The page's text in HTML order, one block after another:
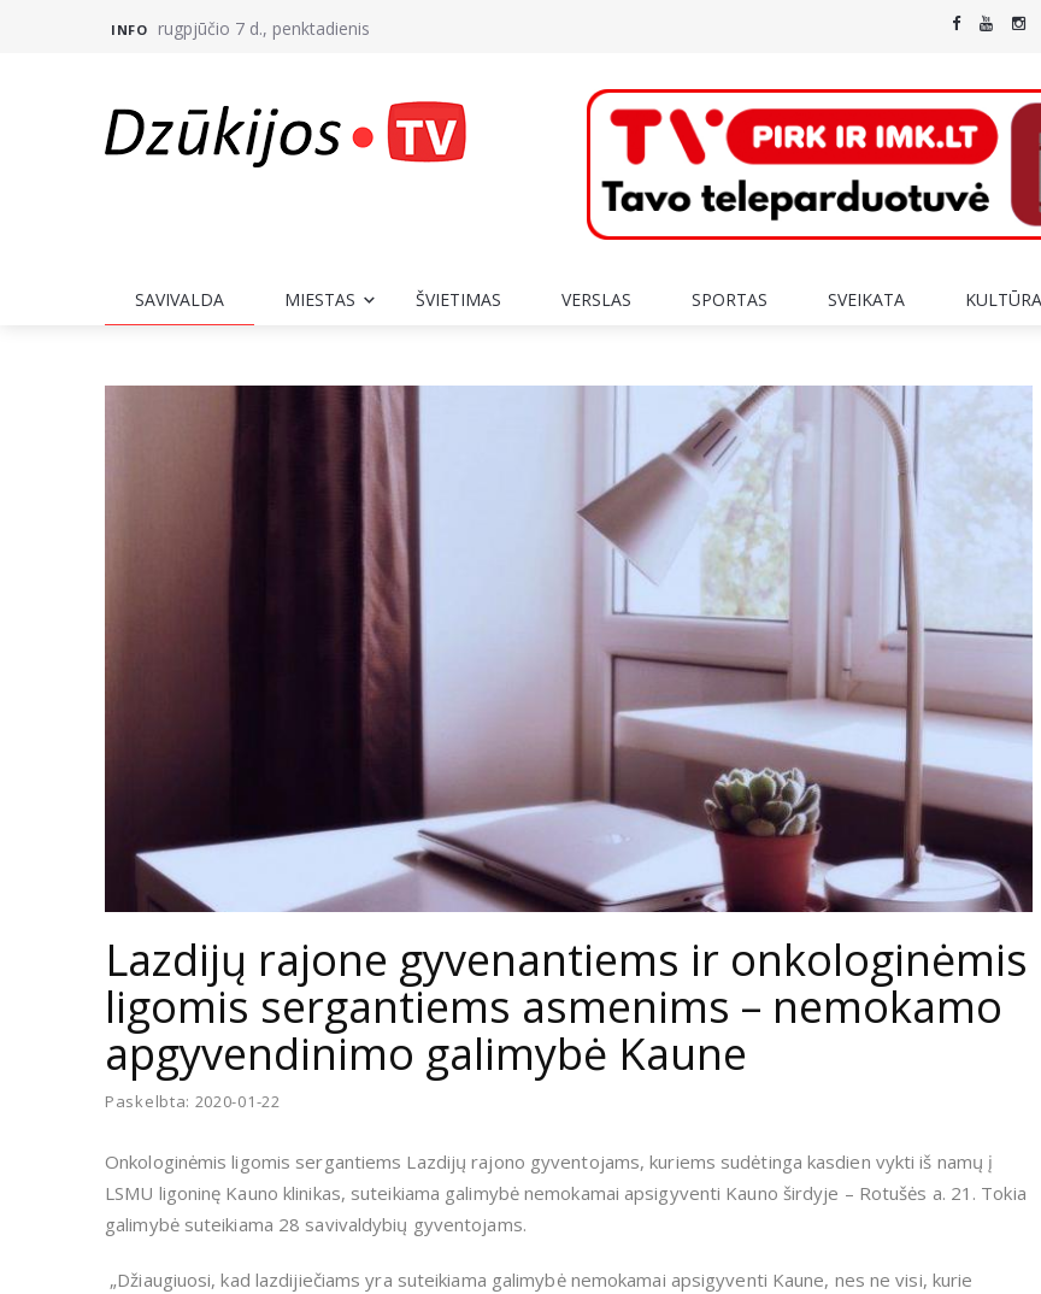
INFO rugpjūčio 7 d., penktadienis
SAVIVALDA MIESTAS ŠVIETIMAS VERSLAS SPORTAS SVEIKATA KULTŪRA
Lazdijų rajone gyvenantiems ir onkologinėmis
ligomis sergantiems asmenims – nemokamo
apgyvendinimo galimybė Kaune
Paskelbta: 2020-01-22
Onkologinėmis ligomis sergantiems Lazdijų rajono gyventojams, kuriems sudėtinga kasdien vykti iš namų į
LSMU ligoninę Kauno klinikas, suteikiama galimybė nemokamai apsigyventi Kauno širdyje – Rotušės a. 21. Tokia
galimybė suteikiama 28 savivaldybių gyventojams.
„Džiaugiuosi, kad lazdijiečiams yra suteikiama galimybė nemokamai apsigyventi Kaune, nes ne visi, kurie